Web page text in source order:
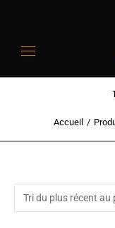
Vous êtes ici :
Accueil